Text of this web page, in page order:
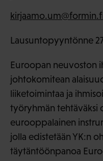
Lausuntopyyntönne
Euroopan neuvoston
johtokomitean
liiketoimintaa ja
työryhmän tehtäväksi
eurooppalainen
jolla edistetään YK:n
täytäntöönpanoa